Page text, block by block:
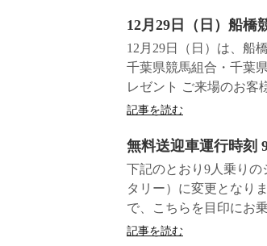
12月29日（日）船橋
12月29日（日）は、船
千葉県競馬組合・千葉
レゼント ご来場のお客
記事を読む
無料送迎車運行時刻
下記のとおり9人乗り
タリー）に変更となり
で、こちらを目印にお
記事を読む